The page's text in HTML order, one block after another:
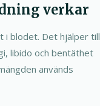
verkar
i blodet. Det hjälper till
libido och bentäthet
används